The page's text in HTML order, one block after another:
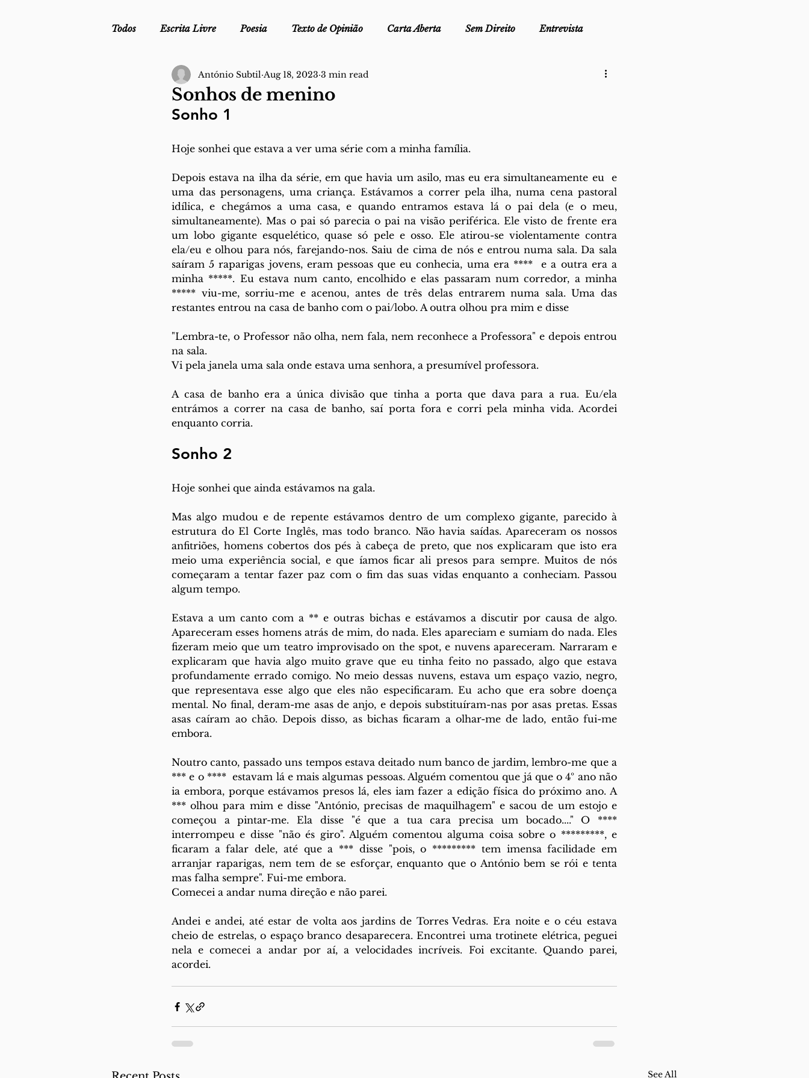
Todos Escrita Livre Poesia Texto de Opinião Carta Aberta Sem Direito Entrevista
Mergulho Profilático - Podcast Ofélia - Clube de Leitura Lembro-me que...
Sob Segredo de Justiça
Sonhos de menino
António Subtil Aug 18, 2023 3 min read
Sonho 1
Hoje sonhei que estava a ver uma série com a minha família.
Depois estava na ilha da série, em que havia um asilo, mas eu era simultaneamente eu  e
uma das personagens, uma criança. Estávamos a correr pela ilha, numa cena pastoral
idílica, e chegámos a uma casa, e quando entramos estava lá o pai dela (e o meu,
simultaneamente). Mas o pai só parecia o pai na visão periférica. Ele visto de frente era
um lobo gigante esquelético, quase só pele e osso. Ele atirou-se violentamente contra
ela/eu e olhou para nós, farejando-nos. Saiu de cima de nós e entrou numa sala. Da sala
saíram 5 raparigas jovens, eram pessoas que eu conhecia, uma era ****  e a outra era a
minha *****. Eu estava num canto, encolhido e elas passaram num corredor, a minha
***** viu-me, sorriu-me e acenou, antes de três delas entrarem numa sala. Uma das
restantes entrou na casa de banho com o pai/lobo. A outra olhou pra mim e disse
"Lembra-te, o Professor não olha, nem fala, nem reconhece a Professora" e depois entrou
na sala.
Vi pela janela uma sala onde estava uma senhora, a presumível professora.
A casa de banho era a única divisão que tinha a porta que dava para a rua. Eu/ela
entrámos a correr na casa de banho, saí porta fora e corri pela minha vida. Acordei
enquanto corria.
Sonho 2
Hoje sonhei que ainda estávamos na gala.
Mas algo mudou e de repente estávamos dentro de um complexo gigante, parecido à
estrutura do El Corte Inglês, mas todo branco. Não havia saídas. Apareceram os nossos
anfitriões, homens cobertos dos pés à cabeça de preto, que nos explicaram que isto era
meio uma experiência social, e que íamos ficar ali presos para sempre. Muitos de nós
começaram a tentar fazer paz com o fim das suas vidas enquanto a conheciam. Passou
algum tempo.
Estava a um canto com a ** e outras bichas e estávamos a discutir por causa de algo.
Apareceram esses homens atrás de mim, do nada. Eles apareciam e sumiam do nada. Eles
fizeram meio que um teatro improvisado on the spot, e nuvens apareceram. Narraram e
explicaram que havia algo muito grave que eu tinha feito no passado, algo que estava
profundamente errado comigo. No meio dessas nuvens, estava um espaço vazio, negro,
que representava esse algo que eles não especificaram. Eu acho que era sobre doença
mental. No final, deram-me asas de anjo, e depois substituíram-nas por asas pretas. Essas
asas caíram ao chão. Depois disso, as bichas ficaram a olhar-me de lado, então fui-me
embora.
Noutro canto, passado uns tempos estava deitado num banco de jardim, lembro-me que a
*** e o ****  estavam lá e mais algumas pessoas. Alguém comentou que já que o 4º ano não
ia embora, porque estávamos presos lá, eles iam fazer a edição física do próximo ano. A
*** olhou para mim e disse "António, precisas de maquilhagem" e sacou de um estojo e
começou a pintar-me. Ela disse "é que a tua cara precisa um bocado...." O ****
interrompeu e disse "não és giro". Alguém comentou alguma coisa sobre o *********, e
ficaram a falar dele, até que a *** disse "pois, o ********* tem imensa facilidade em
arranjar raparigas, nem tem de se esforçar, enquanto que o António bem se rói e tenta
mas falha sempre". Fui-me embora.
Comecei a andar numa direção e não parei.
Andei e andei, até estar de volta aos jardins de Torres Vedras. Era noite e o céu estava
cheio de estrelas, o espaço branco desaparecera. Encontrei uma trotinete elétrica, peguei
nela e comecei a andar por aí, a velocidades incríveis. Foi excitante. Quando parei,
acordei.
See All